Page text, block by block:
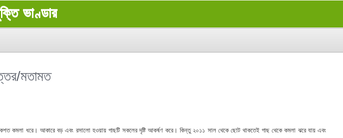
ভাণ্ডার
মতামত
কমলা ধরে। আকারে বড় এবং রসালো হওয়ায় গাছটি সকলের দৃষ্টি আকর্ষণ করে। কিন্তু ২০১১ সাল থেকে ছোট থাকতেই গাছ থেকে কমলা ঝরে যায় এবং